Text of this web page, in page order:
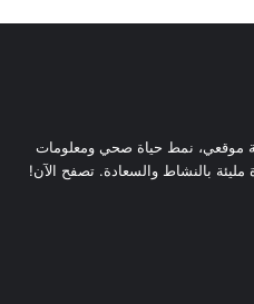
موقعي، نمط حياة صحي ومعلومات
بالنشاط والسعادة. تصفح الآن!